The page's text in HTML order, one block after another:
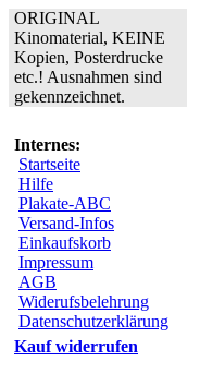
ORIGINAL
Kinomaterial, KEINE
Kopien, Posterdrucke
etc.! Ausnahmen sind
gekennzeichnet.
Internes:
Startseite
Hilfe
Plakate-ABC
Versand-Infos
Einkaufskorb
Impressum
AGB
Widerufsbelehrung
Datenschutzerklärung
Kauf widerrufen